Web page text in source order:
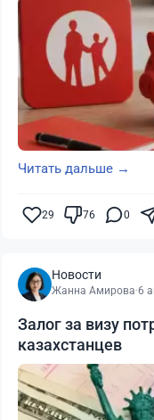
Читать дальше →
29 76 0
Новости
Жанна Амирова·6
Залог за визу
казахстанцев